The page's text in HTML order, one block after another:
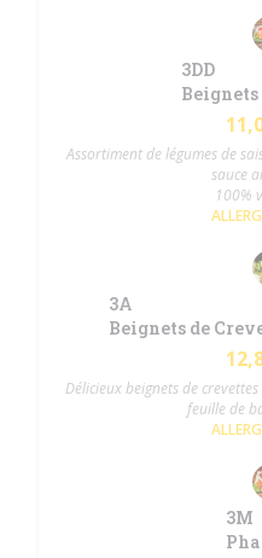
3DD
Beignets
Assortiment de légumes de
sauce
100%
3A
Beignets de
Délicieux beignets de
feuille de
3M